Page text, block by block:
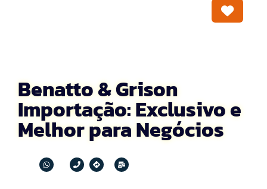
Benatto & Grison
Importação: Exclusivo e
Melhor para Negócios